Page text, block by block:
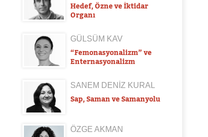
Hedef, Özne ve İktidar
Organı
GÜLSÜM KAV
“Femonasyonalizm” ve
Enternasyonalizm
SANEM DENİZ KURAL
Sap, Saman ve Samanyolu
ÖZGE AKMAN